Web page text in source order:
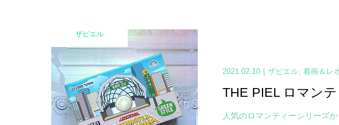
ザピエル
2021.02.10 ザピエル,着画＆レ
THE PIEL ロマン
人気のロマンティーシリーズ